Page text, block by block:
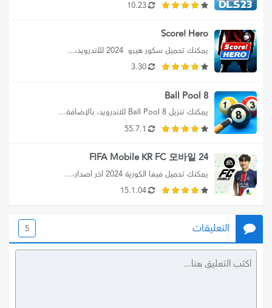
10.23
Score! Hero
يمكنك تحميل سكور هيرو  2024 للأندرويد،...
3.30
8 Ball Pool
يمكنك تنزيل 8 Ball Pool للاندرويد، بالإضافة...
55.7.1
FIFA Mobile KR FC 모바일 24
يمكنك تحميل فيفا الكورية 2024 اخر اصدار،...
15.1.04
التعليقات 5